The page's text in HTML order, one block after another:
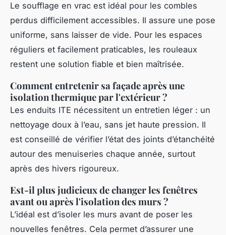
Le soufflage en vrac est idéal pour les combles
perdus difficilement accessibles. Il assure une pose
uniforme, sans laisser de vide. Pour les espaces
réguliers et facilement praticables, les rouleaux
restent une solution fiable et bien maîtrisée.
Comment entretenir sa façade après une
isolation thermique par l'extérieur ?
Les enduits ITE nécessitent un entretien léger : un
nettoyage doux à l’eau, sans jet haute pression. Il
est conseillé de vérifier l’état des joints d’étanchéité
autour des menuiseries chaque année, surtout
après des hivers rigoureux.
Est-il plus judicieux de changer les fenêtres
avant ou après l'isolation des murs ?
L’idéal est d’isoler les murs avant de poser les
nouvelles fenêtres. Cela permet d’assurer une